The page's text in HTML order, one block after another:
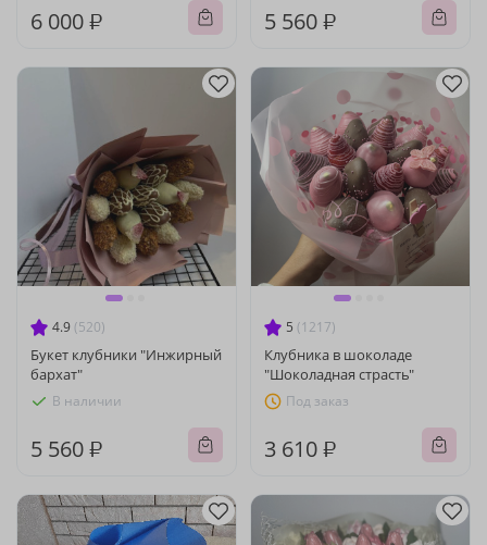
6 000 ₽ 5 560 ₽
4.9 (520)
Букет клубники "Инжирный
бархат"
В наличии
5 560 ₽
5 (1217)
Клубника в шоколаде
"Шоколадная страсть"
Под заказ
3 610 ₽